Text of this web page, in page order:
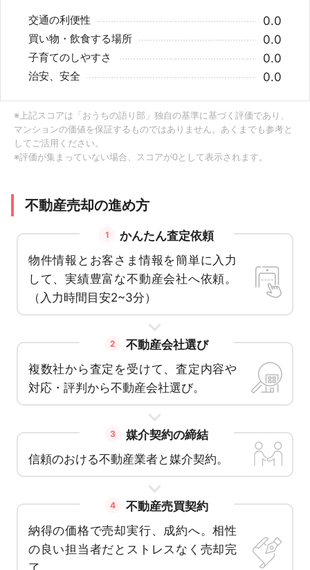
交通の利便性 0.0
買い物・飲食する場所 0.0
子育てのしやすさ 0.0
治安、安全 0.0
※上記スコアは「おうちの語り部」独自の基準に基づく評価であり、
マンションの価値を保証するものではありません。あくまでも参考と
してご活用ください。
※評価が集まっていない場合、スコアが0として表示されます。
不動産売却の進め方
1
かんたん査定依頼
物件情報とお客さま情報を簡単に入力
して、実績豊富な不動産会社へ依頼。
（入力時間目安2~3分）
2
不動産会社選び
複数社から査定を受けて、査定内容や
対応・評判から不動産会社選び。
3
媒介契約の締結
信頼のおける不動産業者と媒介契約。
4
不動産売買契約
納得の価格で売却実行、成約へ。相性
の良い担当者だとストレスなく売却完